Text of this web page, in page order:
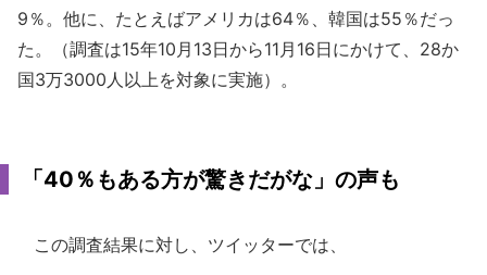
9％。他に、たとえばアメリカは64％、韓国は55％だっ
た。（調査は15年10月13日から11月16日にかけて、28か
国3万3000人以上を対象に実施）。
「40％もある方が驚きだがな」の声も
この調査結果に対し、ツイッターでは、